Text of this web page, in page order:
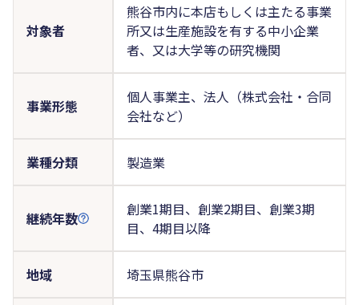
対象者
熊谷市内に本店もしくは主たる事業
所又は生産施設を有する中小企業
者、又は大学等の研究機関
事業形態
個人事業主、法人（株式会社・合同
会社など）
業種分類 製造業
継続年数
創業1期目、創業2期目、創業3期
目、4期目以降
地域 埼玉県熊谷市